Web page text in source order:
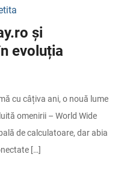
și
evoluția
cu câțiva ani, o nouă lume
omenirii – World Wide
de calculatoare, dar abia
[…]